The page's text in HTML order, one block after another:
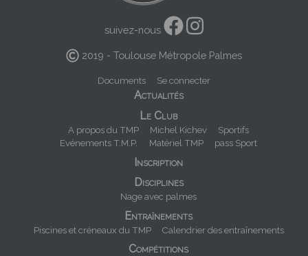
suivez-nous
2019 - Toulouse Métropole Palmes
Documents Se connecter
Actualités
Le Club
A propos du TMP Michel Kichev
Sportifs
Evénements T.M.P.
Matériel TMP pass Sport
Inscription
Disciplines
Nage avec palmes
Entraînements
Piscines et créneaux du TMP Calendrier des entraînements
Compétitions